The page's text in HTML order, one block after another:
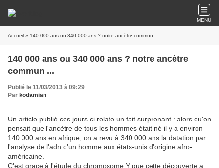
MENU
Accueil » 140 000 ans ou 340 000 ans ? notre ancètre commun ...
140 000 ans ou 340 000 ans ? notre ancètre
commun ...
Publié le 11/03/2013 à 09:29
Par kodamian
Un article publié ces jours-ci relate un fait surprenant : alors qu'on
pensait que l'ancètre de tous les hommes était né il y a environ
140 000 ans en afrique, on a revu à 340 000 ans la datation par
l'analyse de l'adn d'un homme aux états-unis d'origine afro-
américaine.
C'est grace à l'étude du chromosome Y que cette découverte a